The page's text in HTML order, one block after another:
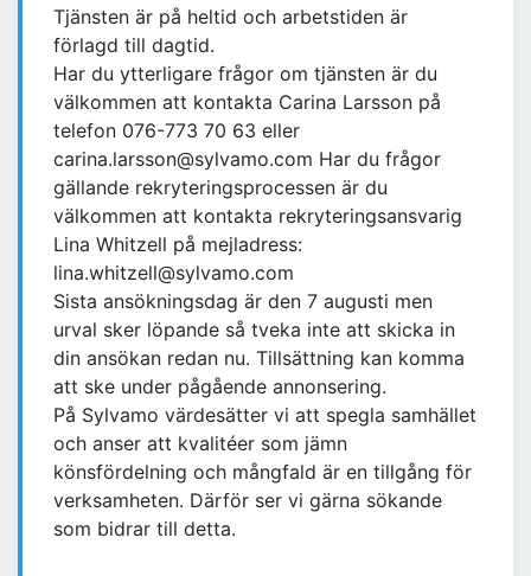
Tjänsten är på heltid och arbetstiden är
förlagd till dagtid.
Har du ytterligare frågor om tjänsten är du
välkommen att kontakta Carina Larsson på
telefon 076-773 70 63 eller
carina.larsson@sylvamo.com Har du frågor
gällande rekryteringsprocessen är du
välkommen att kontakta rekryteringsansvarig
Lina Whitzell på mejladress:
lina.whitzell@sylvamo.com
Sista ansökningsdag är den 7 augusti men
urval sker löpande så tveka inte att skicka in
din ansökan redan nu. Tillsättning kan komma
att ske under pågående annonsering.
På Sylvamo värdesätter vi att spegla samhället
och anser att kvalitéer som jämn
könsfördelning och mångfald är en tillgång för
verksamheten. Därför ser vi gärna sökande
som bidrar till detta.